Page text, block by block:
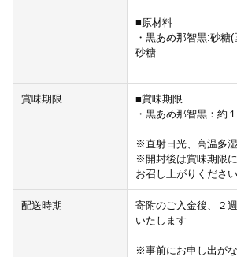
■原材料
・黒あめ那智黒:砂糖
砂糖
賞味期限
■賞味期限
・黒あめ那智黒：約
※直射日光、高温多湿
※開封後は賞味期限
お召し上がりください
配送時期
寄附のご入金後、２
いたします
※事前にお申し出が